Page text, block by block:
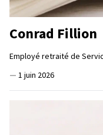
Conrad Fillion
Employé retraité de
— 1 juin 2026